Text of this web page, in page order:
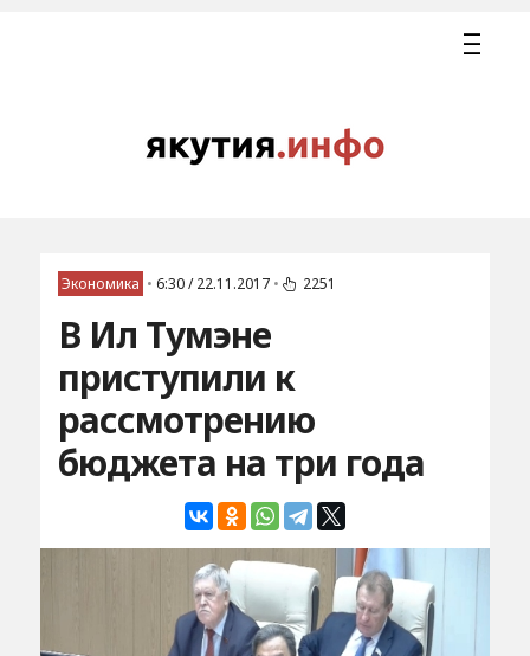
Экономика • 6:30 / 22.11.2017 • 2251
В Ил Тумэне
приступили к
рассмотрению
бюджета на три года